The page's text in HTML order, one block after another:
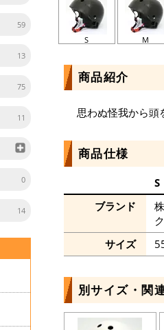
59
13
75
11
0
14
S M
商品紹介
思わぬ怪我から頭
商品仕様
S
ブランド
サイズ
別サイズ・関